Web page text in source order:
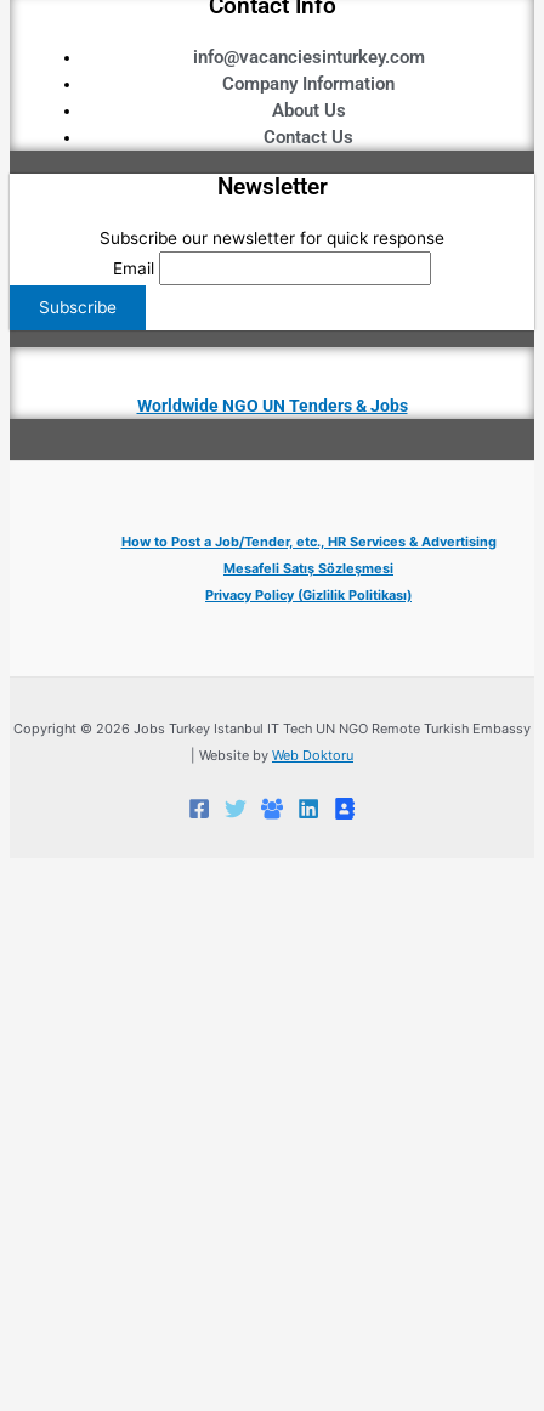
info@vacanciesinturkey.com
Company Information
About Us
Contact Us
Newsletter
Subscribe our newsletter for quick response
Email
Worldwide NGO UN Tenders & Jobs
How to Post a Job/Tender, etc., HR Services & Advertising
Mesafeli Satış Sözleşmesi
Privacy Policy (Gizlilik Politikası)
Copyright © 2026 Jobs Turkey Istanbul IT Tech UN NGO Remote Turkish Embassy
| Website by Web Doktoru